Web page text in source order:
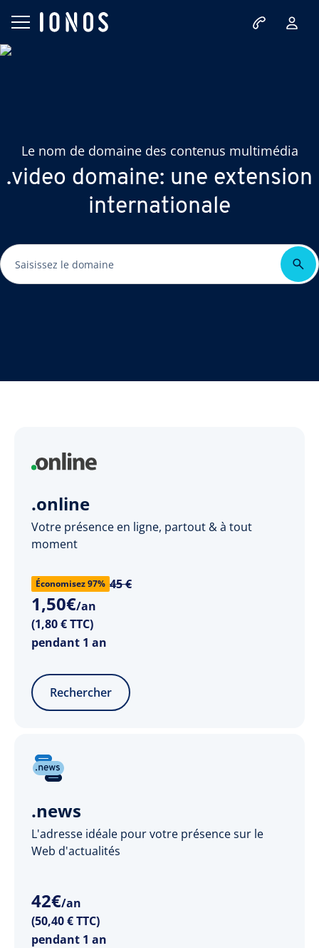
Le nom de domaine des contenus multimédia
.video domaine: une extension
internationale
.online
Votre présence en ligne, partout & à tout
moment
Économisez 97% 45 €
1,50€/an
(1,80 € TTC)
pendant 1 an
Rechercher
.news
L'adresse idéale pour votre présence sur le
Web d'actualités
42€/an
(50,40 € TTC)
pendant 1 an